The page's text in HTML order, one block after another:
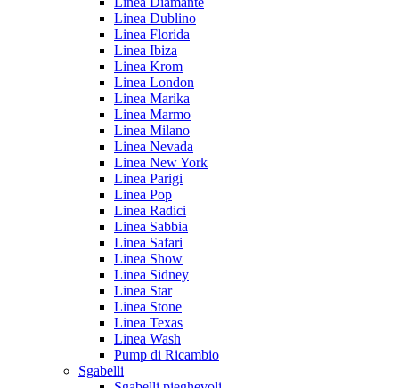
Linea Dublino
Linea Florida
Linea Ibiza
Linea Krom
Linea London
Linea Marika
Linea Marmo
Linea Milano
Linea Nevada
Linea New York
Linea Parigi
Linea Pop
Linea Radici
Linea Sabbia
Linea Safari
Linea Show
Linea Sidney
Linea Star
Linea Stone
Linea Texas
Linea Wash
Pump di Ricambio
Sgabelli